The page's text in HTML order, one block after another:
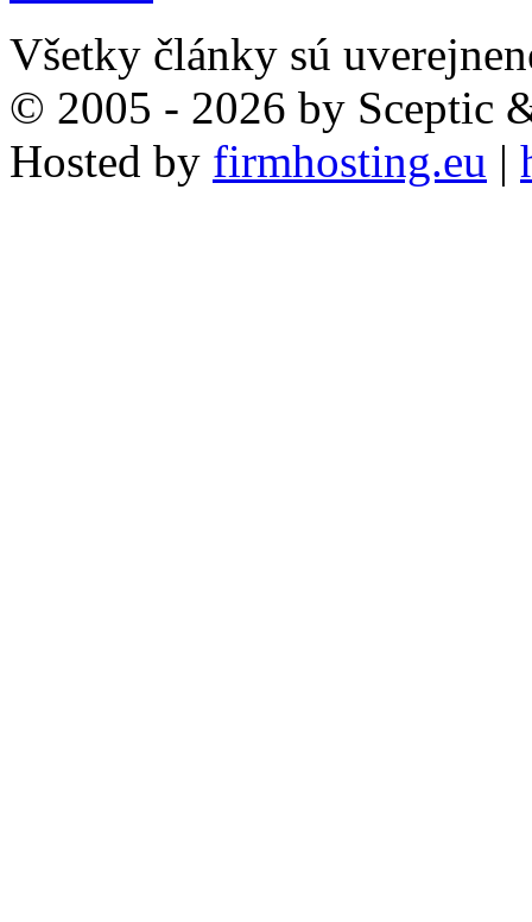
Všetky články sú
© 2005 - 2026 by Sceptic
Hosted by firmhosting.eu |